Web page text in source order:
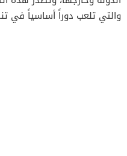
والتي تلعب دوراً أساسياً في